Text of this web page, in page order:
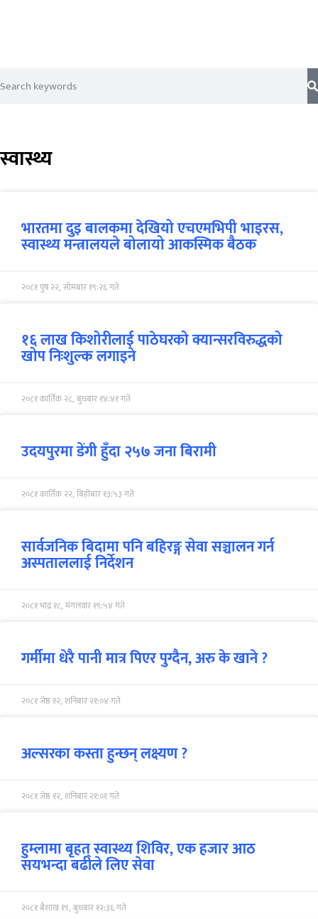
स्वास्थ्य
भारतमा दुइ बालकमा देखियो एचएमभिपी भाइरस,
स्वास्थ्य मन्त्रालयले बोलायो आकस्मिक बैठक
२०८१ पुष २२, सोमबार १९:२६ गते
१६ लाख किशोरीलाई पाठेघरको क्यान्सरविरुद्धको
खोप निःशुल्क लगाइने
२०८१ कार्तिक २८, बुधबार १४:४१ गते
उदयपुरमा डेंगी हुँदा २५७ जना बिरामी
२०८१ कार्तिक २२, बिहीबार १३:५३ गते
सार्वजनिक बिदामा पनि बहिरङ्ग सेवा सञ्चालन गर्न
अस्पताललाई निर्देशन
२०८१ भाद्र १८, मंगलवार १९:५४ गते
गर्मीमा धेरै पानी मात्र पिएर पुग्दैन, अरु के खाने ?
२०८१ जेष्ठ १२, शनिबार २१:०४ गते
अल्सरका कस्ता हुन्छन् लक्ष्यण ?
२०८१ जेष्ठ १२, शनिबार २१:०१ गते
हुम्लामा बृहत् स्वास्थ्य शिविर, एक हजार आठ
सयभन्दा बढीले लिए सेवा
२०८१ बैशाख १९, बुधबार १२:३६ गते